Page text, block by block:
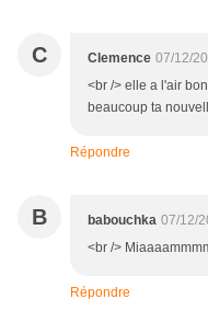
C Clemence 07/12/
<br /> elle a l'air
beaucoup ta
Répondre
B babouchka 07/12/
<br />
Répondre